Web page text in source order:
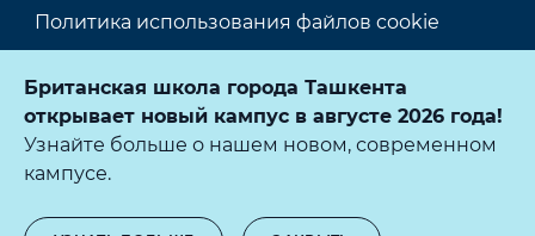
Британская школа города Ташкента
открывает новый кампус в августе 2026 года!
Узнайте больше о нашем новом, современном
кампусе.
Политика использования файлов cookie
Версия для слабовидящих